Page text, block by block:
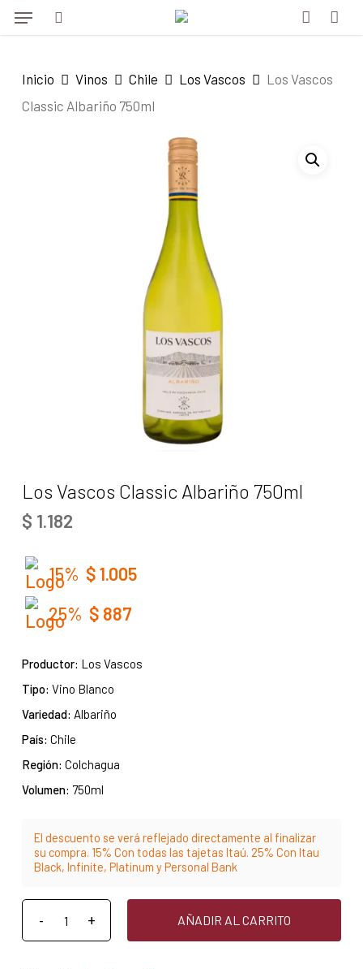
Skip
content
Menu
Inicio Vinos Chile Los Vascos
Los Vascos
Classic Albariño 750ml
Los Vascos Classic Albariño 750ml
$ 1.182
15% $1.005
25% $ 887
Productor: Los Vascos
Tipo: Vino Blanco
Variedad: Albariño
País: Chile
Región: Colchagua
Volumen: 750ml
El descuento se verá reflejado directamente al finalizar
su compra. 15% Con todas las tajetas Itaú. 25% Con Itau
Black, Infinite, Platinum y Personal Bank
AÑADIR AL CARRITO